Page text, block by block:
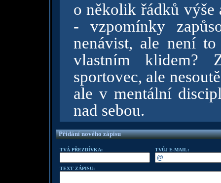
o několik řádků výše
- vzpomínky
nenávist, ale není
vlastním klidem?
sportovec, ale
ale v mentální
nad sebou.
Přidání nového zápisu
TVÁ PŘEZDÍVKA: TVŮJ E-MAIL:
TEXT ZÁPISU: